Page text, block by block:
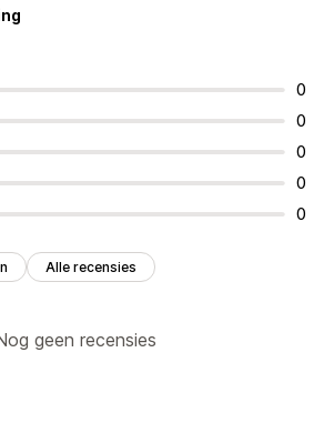
0
0
0
0
0
Alle recensies
geen recensies